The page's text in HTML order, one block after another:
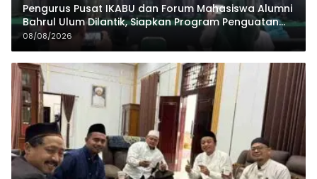
Pengurus Pusat IKABU dan Forum Mahasiswa Alumni
Bahrul Ulum Dilantik, Siapkan Program Penguatan
Organisasi dan Ekonomi
08/08/2026